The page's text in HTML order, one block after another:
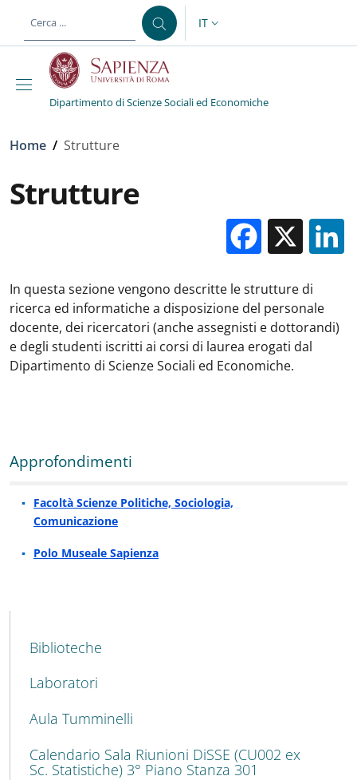
al contenuto principale
SELETTORE LINGUA:
IT
Dipartimento di Scienze Sociali ed Economiche
Briciole di pane
Home / Strutture
Strutture
X
In questa sezione vengono descritte le strutture di
ricerca ed informatiche a disposizione del personale
docente, dei ricercatori (anche assegnisti e dottorandi)
e degli studenti iscritti ai corsi di laurea erogati dal
Dipartimento di Scienze Sociali ed Economiche.
Approfondimenti
Facoltà Scienze Politiche, Sociologia,
Comunicazione
Polo Museale Sapienza
MAIN NAVIGATION
Biblioteche
Laboratori
Aula Tumminelli
Calendario Sala Riunioni DiSSE (CU002 ex
Sc. Statistiche) 3° Piano Stanza 301